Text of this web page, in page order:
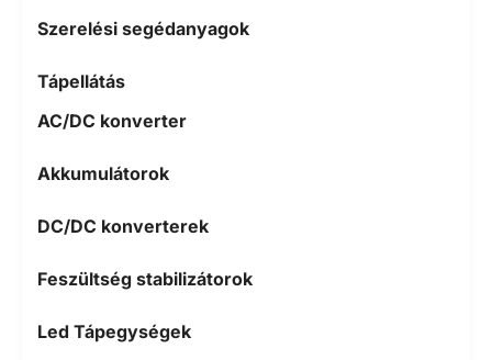
Szerelési segédanyagok
Tápellátás
AC/DC konverter
Akkumulátorok
DC/DC konverterek
Feszültség stabilizátorok
Led Tápegységek